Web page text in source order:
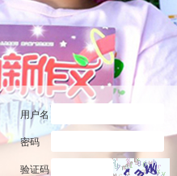
用户名
密码
验证码